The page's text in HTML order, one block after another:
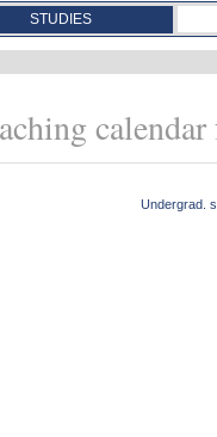
STUDIES
Undergrad.